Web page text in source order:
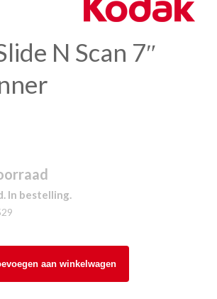
N Scan 7″
In bestelling.
aan winkelwagen